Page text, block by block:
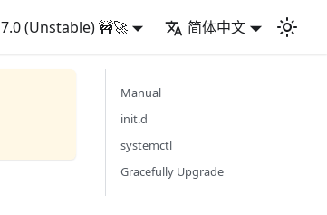
7.0 (Unstable) 🚧🚀 简体中文
Manual
init.d
systemctl
Gracefully Upgrade